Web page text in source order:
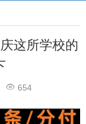
这所学校的
 654